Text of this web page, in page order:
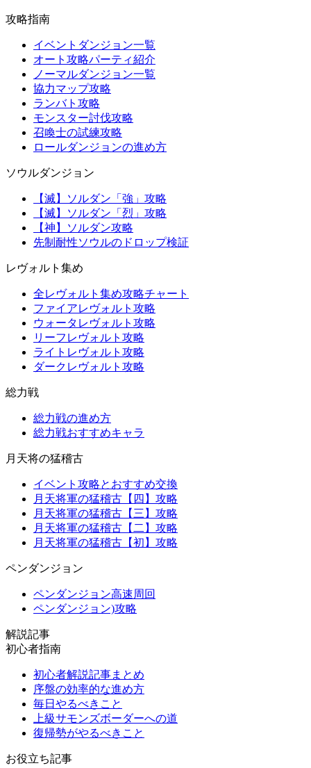
攻略指南
イベントダンジョン一覧
オート攻略パーティ紹介
ノーマルダンジョン一覧
協力マップ攻略
ランバト攻略
モンスター討伐攻略
召喚士の試練攻略
ロールダンジョンの進め方
ソウルダンジョン
【滅】ソルダン「強」攻略
【滅】ソルダン「烈」攻略
【神】ソルダン攻略
先制耐性ソウルのドロップ検証
レヴォルト集め
全レヴォルト集め攻略チャート
ファイアレヴォルト攻略
ウォータレヴォルト攻略
リーフレヴォルト攻略
ライトレヴォルト攻略
ダークレヴォルト攻略
総力戦
総力戦の進め方
総力戦おすすめキャラ
月天将の猛稽古
イベント攻略とおすすめ交換
月天将軍の猛稽古【四】攻略
月天将軍の猛稽古【三】攻略
月天将軍の猛稽古【二】攻略
月天将軍の猛稽古【初】攻略
ペンダンジョン
ペンダンジョン高速周回
ペンダンジョン)攻略
解説記事
初心者指南
初心者解説記事まとめ
序盤の効率的な進め方
毎日やるべきこと
上級サモンズボーダーへの道
復帰勢がやるべきこと
お役立ち記事